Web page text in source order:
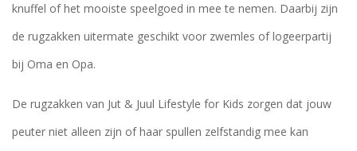
knuffel of het mooiste speelgoed in mee te nemen. Daarbij zijn
de rugzakken uitermate geschikt voor zwemles of logeerpartij
bij Oma en Opa.
De rugzakken van Jut & Juul Lifestyle for Kids zorgen dat jouw
peuter niet alleen zijn of haar spullen zelfstandig mee kan